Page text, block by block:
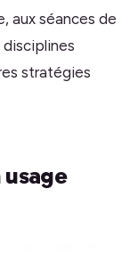
aux séances de
stratégies